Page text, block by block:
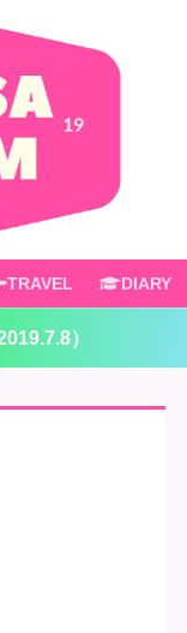
TRAVEL DIARY
）